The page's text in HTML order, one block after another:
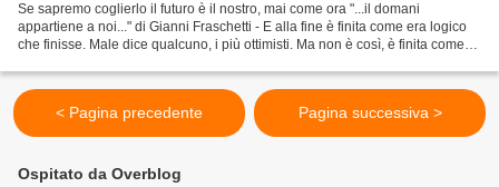
Se sapremo coglierlo il futuro è il nostro, mai come ora "...il domani
appartiene a noi..." di Gianni Fraschetti - E alla fine è finita come era logico
che finisse. Male dice qualcuno, i più ottimisti. Ma non è così, è finita come
< Pagina precedente Pagina successiva >
Ospitato da Overblog